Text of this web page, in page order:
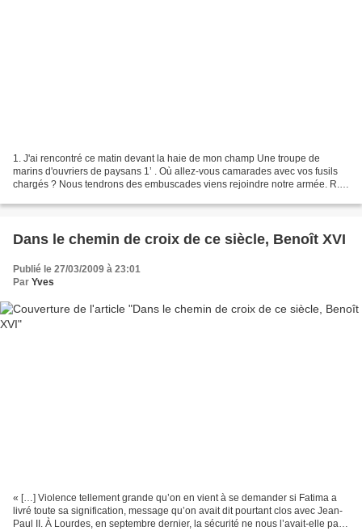
1. J'ai rencontré ce matin devant la haie de mon champ Une troupe de
marins d'ouvriers de paysans 1’ . Où allez-vous camarades avec vos fusils
chargés ? Nous tendrons des embuscades viens rejoindre notre armée. R.
Dans le chemin de croix de ce siècle, Benoît XVI
Publié le 27/03/2009 à 23:01
Par Yves
« […] Violence tellement grande qu’on en vient à se demander si Fatima a
livré toute sa signification, message qu’on avait dit pourtant clos avec Jean-
Paul II. À Lourdes, en septembre dernier, la sécurité ne nous l’avait-elle pas